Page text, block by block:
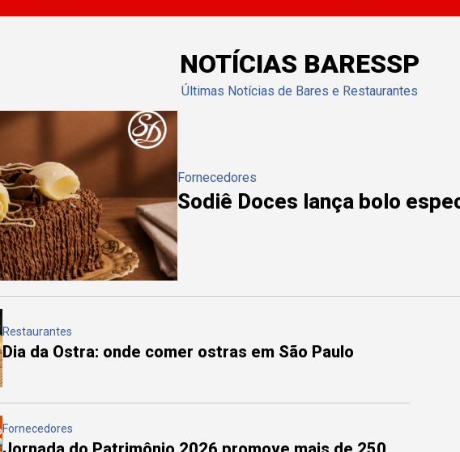
NOTÍCIAS BARESSP
Últimas Notícias de Bares e Restaurantes
Fornecedores
Sodiê Doces lança bolo
Restaurantes
Dia da Ostra: onde comer ostras em São Paulo
Fornecedores